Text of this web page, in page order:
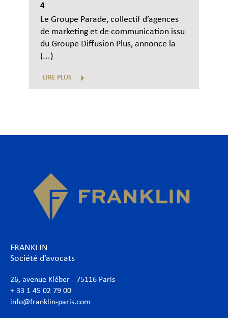
4
Le Groupe Parade, collectif d’agences
de marketing et de communication issu
du Groupe Diffusion Plus, annonce la
(...)
LIRE PLUS
FRANKLIN
Société d’avocats
26, avenue Kléber - 75116 Paris
+ 33 1 45 02 79 00
info@franklin-paris.com